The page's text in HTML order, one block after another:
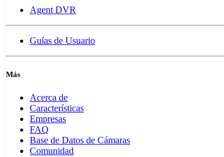
Agent DVR
Guías de Usuario
Más
Acerca de
Características
Empresas
FAQ
Base de Datos de Cámaras
Comunidad